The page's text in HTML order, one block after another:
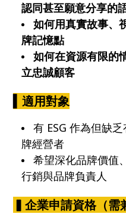
認同甚至願意分享的
如何用真實故事、
牌記憶點
如何在資源有限的
立忠誠顧客
▍適用對象
有 ESG 作為但缺
牌經營者
希望深化品牌價值
行銷與品牌負責人
▍企業申請資格（需